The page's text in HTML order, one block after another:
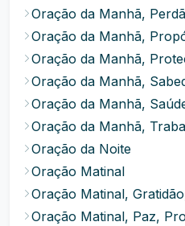
Oração da Manhã,
Oração da Manhã,
Oração da Manhã,
Oração da Manhã,
Oração da Manhã,
Oração da Manhã,
Oração da Noite
Oração Matinal
Oração Matinal,
Oração Matinal, Paz,